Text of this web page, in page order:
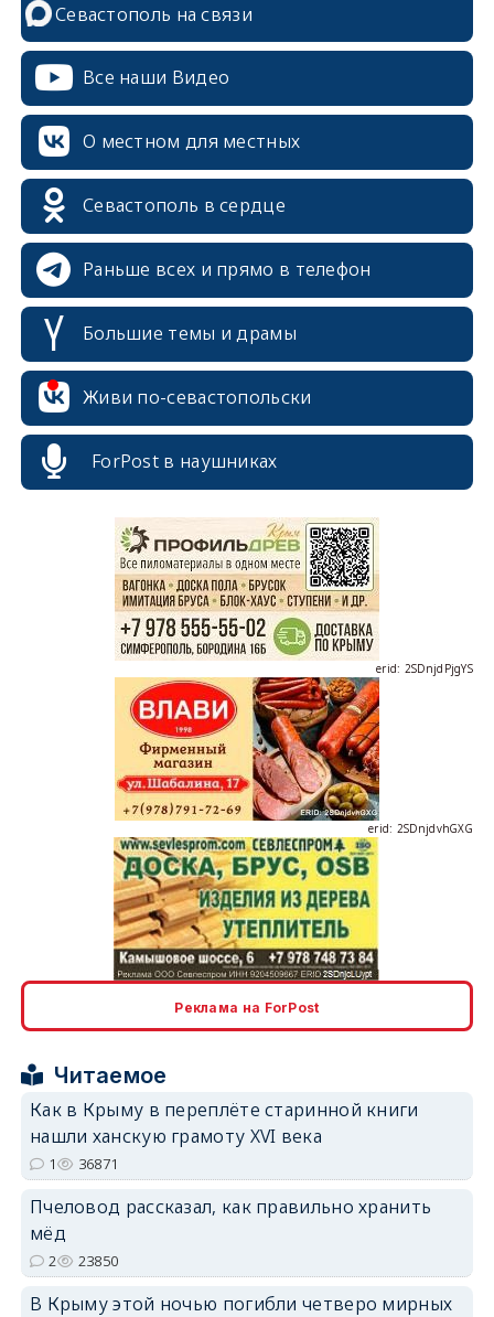
Севастополь на связи
Все наши Видео
О местном для местных
Севастополь в сердце
Раньше всех и прямо в телефон
Большие темы и драмы
Живи по-севастопольски
ForPost в наушниках
erid: 2SDnjdvhGXG
Реклама на ForPost
Читаемое
Как в Крыму в переплёте старинной книги
нашли ханскую грамоту XVI века
1 36871
Пчеловод рассказал, как правильно хранить
мёд
2 23850
В Крыму этой ночью погибли четверо мирных